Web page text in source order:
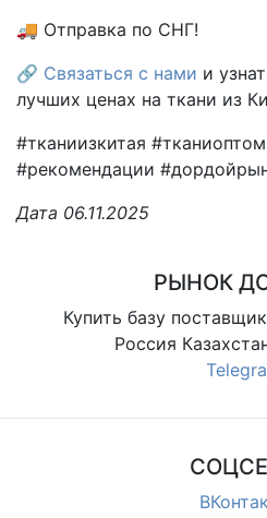
🚚 Отправка по СНГ!
🔗 Связаться с нами и
лучших ценах на ткани из
#тканиизкитая
#рекомендации
Дата 06.11.2025
РЫНОК
Купить базу
Россия